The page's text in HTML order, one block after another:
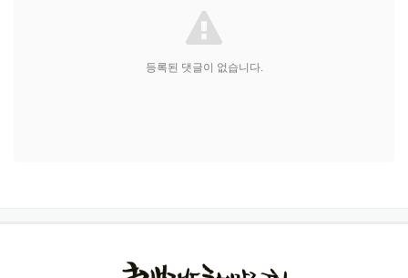
등록된 댓글이 없습니다.